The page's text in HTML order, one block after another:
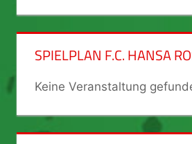
SPIELPLAN F.C. HANSA
Keine Veranstaltung